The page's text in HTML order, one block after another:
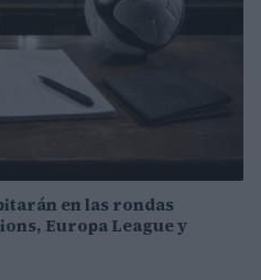
en las rondas
Europa League y